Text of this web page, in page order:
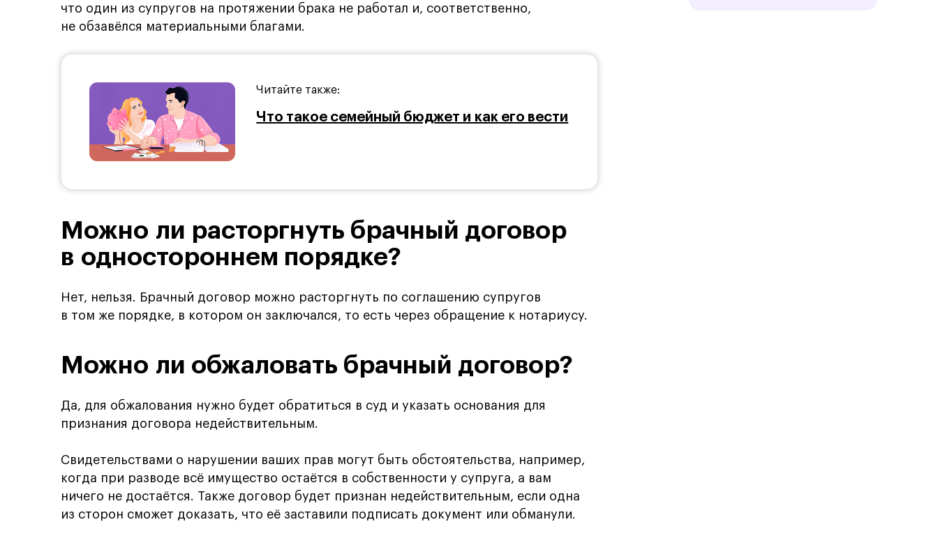
что один из супругов на протяжении брака не работал и, соответственно,
не обзавёлся материальными благами.
Читайте также:
Что такое семейный бюджет и как его вести
Можно ли расторгнуть брачный договор
в одностороннем порядке?
Нет, нельзя. Брачный договор можно расторгнуть по соглашению супругов
в том же порядке, в котором он заключался, то есть через обращение к нотариусу.
Можно ли обжаловать брачный договор?
Да, для обжалования нужно будет обратиться в суд и указать основания для
признания договора недействительным.
Свидетельствами о нарушении ваших прав могут быть обстоятельства, например,
когда при разводе всё имущество остаётся в собственности у супруга, а вам
ничего не достаётся. Также договор будет признан недействительным, если одна
из сторон сможет доказать, что её заставили подписать документ или обманули.